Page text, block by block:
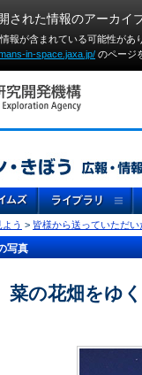
された情報のアーカイ
報が含まれている可能性が
in-space.jaxa.jp/ のページ
よう > 皆様から送っていただい
写真
菜の花畑をゆ